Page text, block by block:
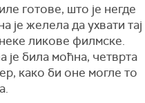
готове, што је негде
желела да ухвати тај
ликове филмске.
је била моћна, четврта
како би оне могле то